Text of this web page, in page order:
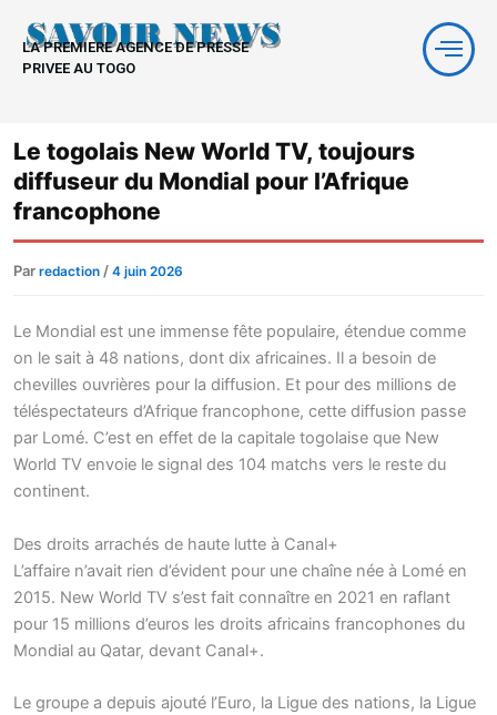
contenu
LA PREMIERE AGENCE DE PRESSE
PRIVEE AU TOGO
Le togolais New World TV, toujours
diffuseur du Mondial pour l’Afrique
francophone
Par redaction / 4 juin 2026
Le Mondial est une immense fête populaire, étendue comme
on le sait à 48 nations, dont dix africaines. Il a besoin de
chevilles ouvrières pour la diffusion. Et pour des millions de
téléspectateurs d’Afrique francophone, cette diffusion passe
par Lomé. C’est en effet de la capitale togolaise que New
World TV envoie le signal des 104 matchs vers le reste du
continent.
Des droits arrachés de haute lutte à Canal+
L’affaire n’avait rien d’évident pour une chaîne née à Lomé en
2015. New World TV s’est fait connaître en 2021 en raflant
pour 15 millions d’euros les droits africains francophones du
Mondial au Qatar, devant Canal+.
Le groupe a depuis ajouté l’Euro, la Ligue des nations, la Ligue